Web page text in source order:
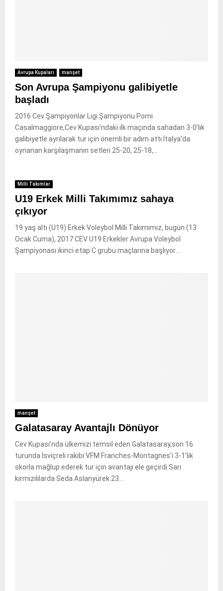
Avrupa Kupaları manşet
Son Avrupa Şampiyonu galibiyetle
başladı
2016 Cev Şampiyonlar Ligi Şampiyonu Pomi
Casalmaggiore,Cev Kupası’ndaki ilk maçında sahadan 3-0’lık
galibiyetle ayrılarak tur için önemli bir adım attı.İtalya’da
oynanan karşılaşmanın setleri 25-20, 25-18,...
Milli Takımlar
U19 Erkek Milli Takımımız sahaya
çıkıyor
19 yaş altı (U19) Erkek Voleybol Milli Takımımız, bugün (13
Ocak Cuma), 2017 CEV U19 Erkekler Avrupa Voleybol
Şampiyonası ikinci etap C grubu maçlarına başlıyor....
manşet
Galatasaray Avantajlı Dönüyor
Cev Kupası’nda ülkemizi temsil eden Galatasaray,son 16
turunda İsviçreli rakibi VFM Franches-Montagnes’i 3-1’lik
skorla mağlup ederek tur için avantajı ele geçirdi.Sarı
kırmızılılarda Seda Aslanyürek 23...